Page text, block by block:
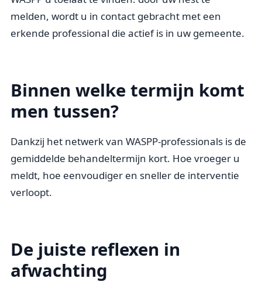
melden, wordt u in contact gebracht met een
erkende professional die actief is in uw gemeente.
Binnen welke termijn komt
men tussen?
Dankzij het netwerk van WASPP-professionals is de
gemiddelde behandeltermijn kort. Hoe vroeger u
meldt, hoe eenvoudiger en sneller de interventie
verloopt.
De juiste reflexen in
afwachting